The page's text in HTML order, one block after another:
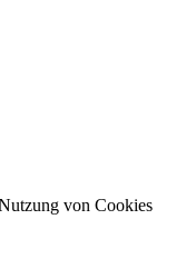
von Cookies